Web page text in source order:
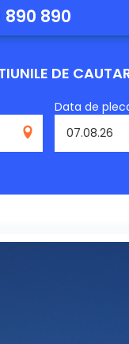
890 890
DE
Data de